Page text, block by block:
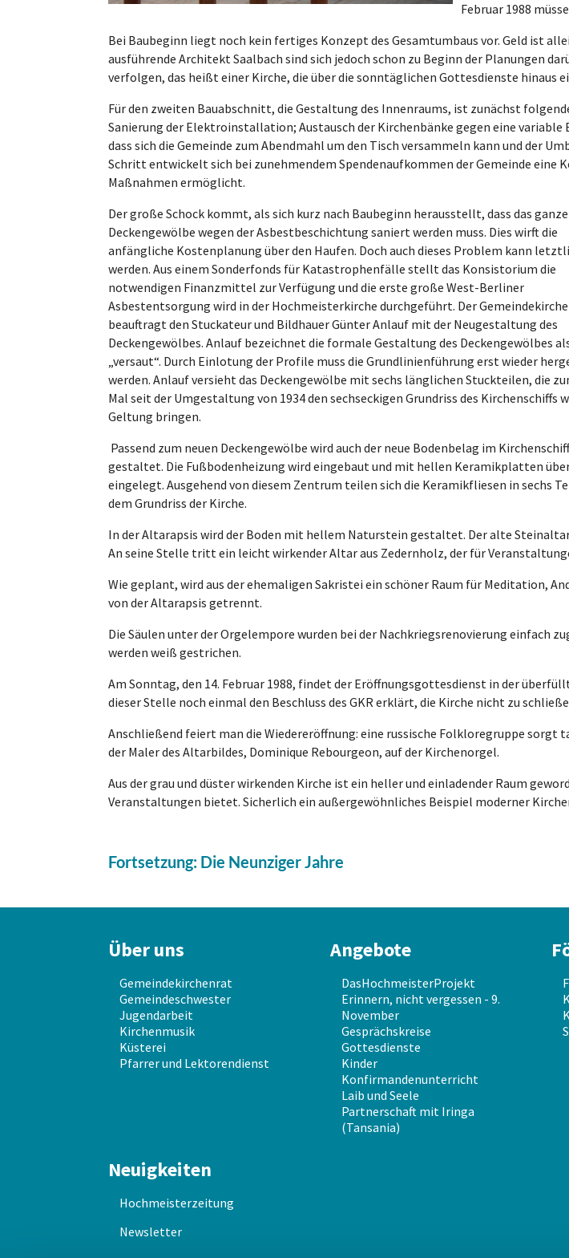
Februar 1988
Bei Baubeginn liegt noch kein fertiges Konzept des Gesamtumbaus vor. Geld ist
ausführende Architekt Saalbach sind sich jedoch schon zu Beginn der Planungen
verfolgen, das heißt einer Kirche, die über die sonntäglichen Gottesdienste hinaus
Für den zweiten Bauabschnitt, die Gestaltung des Innenraums, ist zunächst
Sanierung der Elektroinstallation; Austausch der Kirchenbänke gegen eine
dass sich die Gemeinde zum Abendmahl um den Tisch versammeln kann und der
Schritt entwickelt sich bei zunehmendem Spendenaufkommen der Gemeinde
Maßnahmen ermöglicht.
Der große Schock kommt, als sich kurz nach Baubeginn herausstellt, dass das ganze
Deckengewölbe wegen der Asbestbeschichtung saniert werden muss. Dies wirft die
anfängliche Kostenplanung über den Haufen. Doch auch dieses Problem kann
werden. Aus einem Sonderfonds für Katastrophenfälle stellt das Konsistorium die
notwendigen Finanzmittel zur Verfügung und die erste große West-Berliner
Asbestentsorgung wird in der Hochmeisterkirche durchgeführt. Der
beauftragt den Stuckateur und Bildhauer Günter Anlauf mit der Neugestaltung des
Deckengewölbes. Anlauf bezeichnet die formale Gestaltung des Deckengewölbes
„versaut“. Durch Einlotung der Profile muss die Grundlinienführung erst wieder
werden. Anlauf versieht das Deckengewölbe mit sechs länglichen Stuckteilen, die
Mal seit der Umgestaltung von 1934 den sechseckigen Grundriss des Kirchenschiffs
Geltung bringen.
Passend zum neuen Deckengewölbe wird auch der neue Bodenbelag im Kirchenschiff
gestaltet. Die Fußbodenheizung wird eingebaut und mit hellen Keramikplatten
eingelegt. Ausgehend von diesem Zentrum teilen sich die Keramikfliesen in sechs
dem Grundriss der Kirche.
In der Altarapsis wird der Boden mit hellem Naturstein gestaltet. Der alte
An seine Stelle tritt ein leicht wirkender Altar aus Zedernholz, der für
Wie geplant, wird aus der ehemaligen Sakristei ein schöner Raum für Meditation,
von der Altarapsis getrennt.
Die Säulen unter der Orgelempore wurden bei der Nachkriegsrenovierung einfach
werden weiß gestrichen.
Am Sonntag, den 14. Februar 1988, findet der Eröffnungsgottesdienst in der
dieser Stelle noch einmal den Beschluss des GKR erklärt, die Kirche nicht zu
Anschließend feiert man die Wiedereröffnung: eine russische Folkloregruppe
der Maler des Altarbildes, Dominique Rebourgeon, auf der Kirchenorgel.
Aus der grau und düster wirkenden Kirche ist ein heller und einladender Raum
Veranstaltungen bietet. Sicherlich ein außergewöhnliches Beispiel moderner
Fortsetzung: Die Neunziger Jahre
Über uns
Gemeindekirchenrat
Gemeindeschwester
Jugendarbeit
Kirchenmusik
Küsterei
Pfarrer und Lektorendienst
Angebote
DasHochmeisterProjekt
Erinnern, nicht vergessen - 9.
November
Gesprächskreise
Gottesdienste
Kinder
Konfirmandenunterricht
Laib und Seele
Partnerschaft mit Iringa
(Tansania)
Neuigkeiten
Hochmeisterzeitung
Newsletter